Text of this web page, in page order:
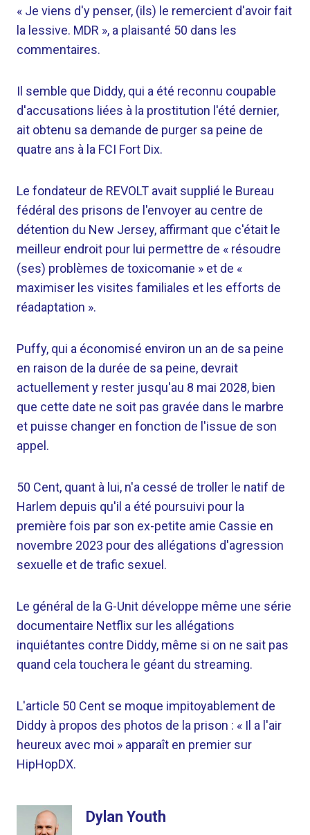
« Je viens d'y penser, (ils) le remercient d'avoir fait
la lessive. MDR », a plaisanté 50 dans les
commentaires.
Il semble que Diddy, qui a été reconnu coupable
d'accusations liées à la prostitution l'été dernier,
ait obtenu sa demande de purger sa peine de
quatre ans à la FCI Fort Dix.
Le fondateur de REVOLT avait supplié le Bureau
fédéral des prisons de l'envoyer au centre de
détention du New Jersey, affirmant que c'était le
meilleur endroit pour lui permettre de « résoudre
(ses) problèmes de toxicomanie » et de «
maximiser les visites familiales et les efforts de
réadaptation ».
Puffy, qui a économisé environ un an de sa peine
en raison de la durée de sa peine, devrait
actuellement y rester jusqu'au 8 mai 2028, bien
que cette date ne soit pas gravée dans le marbre
et puisse changer en fonction de l'issue de son
appel.
50 Cent, quant à lui, n'a cessé de troller le natif de
Harlem depuis qu'il a été poursuivi pour la
première fois par son ex-petite amie Cassie en
novembre 2023 pour des allégations d'agression
sexuelle et de trafic sexuel.
Le général de la G-Unit développe même une série
documentaire Netflix sur les allégations
inquiétantes contre Diddy, même si on ne sait pas
quand cela touchera le géant du streaming.
L'article 50 Cent se moque impitoyablement de
Diddy à propos des photos de la prison : « Il a l'air
heureux avec moi » apparaît en premier sur
HipHopDX.
Dylan Youth